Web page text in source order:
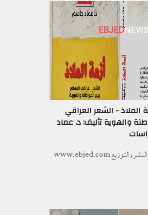
EBJEDNEWS
الملاذ - الشعر العراقي
والهوية تأليف: د. عماد
مؤسسة ابجد للترجمة والنشر والتوزيع www.ebjed.com